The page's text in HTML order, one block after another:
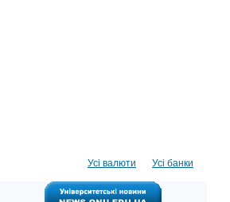
Усі банки
Усі валюти